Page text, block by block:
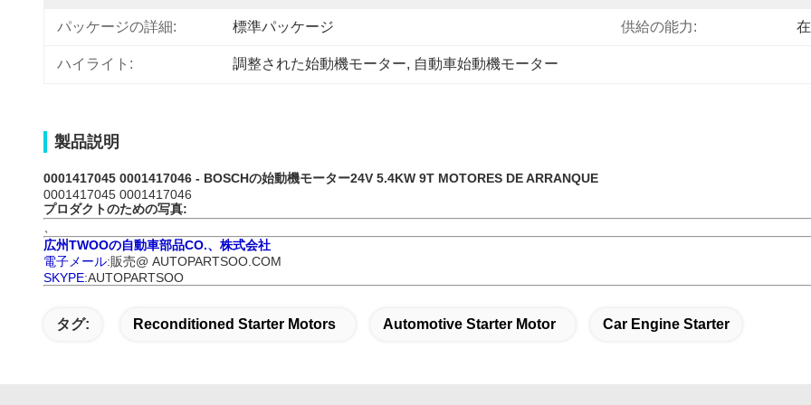
パッケージの詳細: 標準パッケージ 供給の能力:
ハイライト: 調整された始動機モーター, 自動車始動機モーター
製品説明
0001417045 0001417046 - BOSCHの始動機モーター24V 5.4KW 9T MOTORES DE ARRANQUE
0001417045 0001417046
プロダクトのための写真:
広州TWOOの自動車部品CO.、株式会社
電子メール:販売@ AUTOPARTSOO.COM
SKYPE:AUTOPARTSOO
タグ: Reconditioned Starter Motors Automotive Starter Motor Car Engine Starter